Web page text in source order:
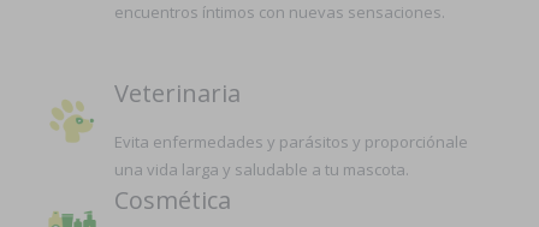
encuentros íntimos con nuevas sensaciones.
Veterinaria
Evita enfermedades y parásitos y proporciónale
una vida larga y saludable a tu mascota.
Cosmética